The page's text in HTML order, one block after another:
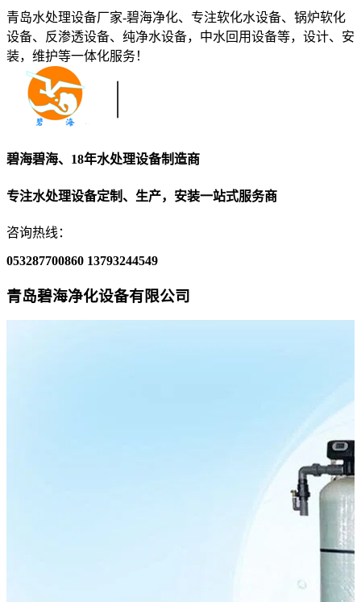
青岛水处理设备厂家-碧海净化、专注软化水设备、锅炉软化
设备、反渗透设备、纯净水设备，中水回用设备等，设计、安
装，维护等一体化服务！
碧海碧海、18年水处理设备制造商
专注水处理设备定制、生产，安装一站式服务商
咨询热线：
053287700860 13793244549
青岛碧海净化设备有限公司